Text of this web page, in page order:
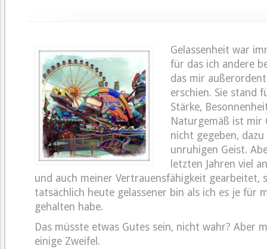
Gelassenheit war
für das ich andere
das mir
erschien. Sie stand
Stärke,
Naturgemäß ist mir
nicht gegeben,
unruhigen Geist.
letzten Jahren viel
und auch meiner Vertrauensfähigkeit gearbeitet,
tatsächlich heute gelassener bin als ich es je für
gehalten habe.
Das müsste etwas Gutes sein, nicht wahr? Aber
einige Zweifel.